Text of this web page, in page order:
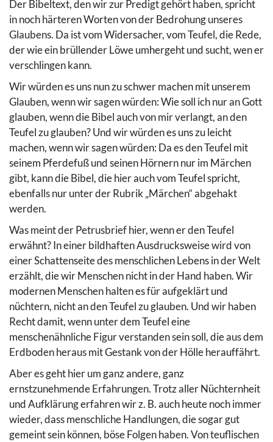
Der Bibeltext, den wir zur Predigt gehört haben, spricht
in noch härteren Worten von der Bedrohung unseres
Glaubens. Da ist vom Widersacher, vom Teufel, die Rede,
der wie ein brüllender Löwe umhergeht und sucht, wen er
verschlingen kann.
Wir würden es uns nun zu schwer machen mit unserem
Glauben, wenn wir sagen würden: Wie soll ich nur an Gott
glauben, wenn die Bibel auch von mir verlangt, an den
Teufel zu glauben? Und wir würden es uns zu leicht
machen, wenn wir sagen würden: Da es den Teufel mit
seinem Pferdefuß und seinen Hörnern nur im Märchen
gibt, kann die Bibel, die hier auch vom Teufel spricht,
ebenfalls nur unter der Rubrik „Märchen“ abgehakt
werden.
Was meint der Petrusbrief hier, wenn er den Teufel
erwähnt? In einer bildhaften Ausdrucksweise wird von
einer Schattenseite des menschlichen Lebens in der Welt
erzählt, die wir Menschen nicht in der Hand haben. Wir
modernen Menschen halten es für aufgeklärt und
nüchtern, nicht an den Teufel zu glauben. Und wir haben
Recht damit, wenn unter dem Teufel eine
menschenähnliche Figur verstanden sein soll, die aus dem
Erdboden heraus mit Gestank von der Hölle herauffährt.
Aber es geht hier um ganz andere, ganz
ernstzunehmende Erfahrungen. Trotz aller Nüchternheit
und Aufklärung erfahren wir z. B. auch heute noch immer
wieder, dass menschliche Handlungen, die sogar gut
gemeint sein können, böse Folgen haben. Von teuflischen